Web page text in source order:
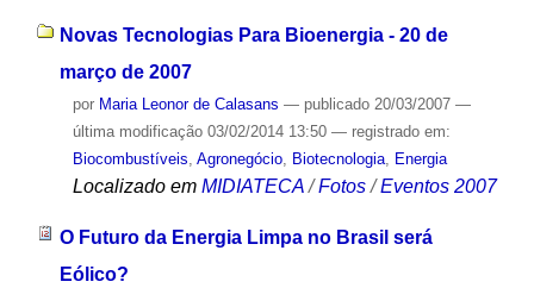
Novas Tecnologias Para Bioenergia - 20 de
março de 2007
por Maria Leonor de Calasans — publicado20/03/2007 —
última modificação03/02/2014 13:50 — registrado em:
Biocombustíveis Agronegócio, Biotecnologia, Energia
Localizado em MIDIATECA /Fotos /Eventos 2007
O Futuro da Energia Limpa no Brasil será
Eólico?